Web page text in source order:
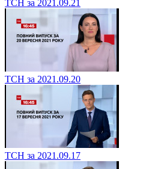
ТСН за 2021.09.21
ТСН за 2021.09.20
ТСН за 2021.09.17